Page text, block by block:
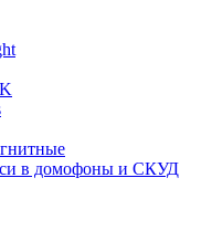
в домофоны и СКУД